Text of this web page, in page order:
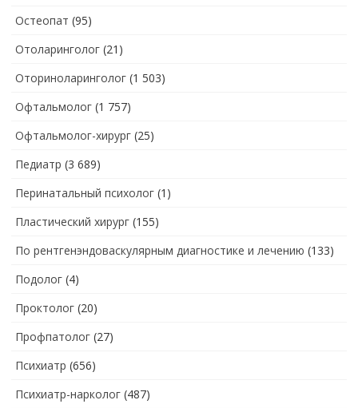
Остеопат (95)
Отоларинголог (21)
Оториноларинголог (1 503)
Офтальмолог (1 757)
Офтальмолог-хирург (25)
Педиатр (3 689)
Перинатальный психолог (1)
Пластический хирург (155)
По рентгенэндоваскулярным диагностике и лечению (133)
Подолог (4)
Проктолог (20)
Профпатолог (27)
Психиатр (656)
Психиатр-нарколог (487)